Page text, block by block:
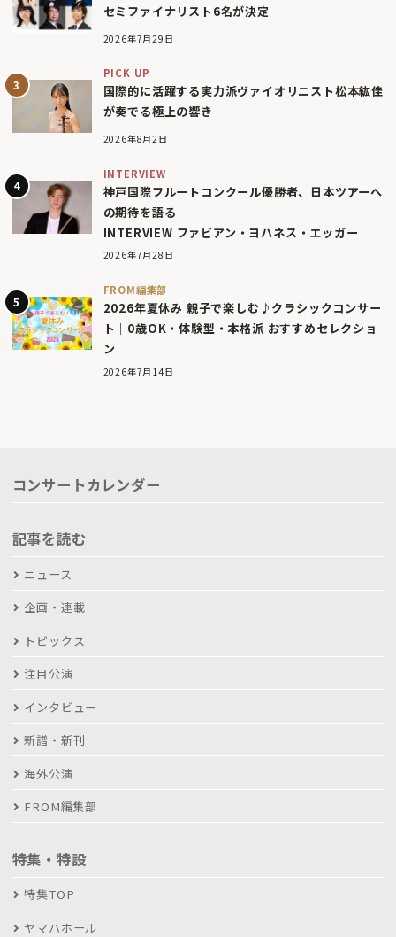
セミファイナリスト6名が決定
2026年7月29日
PICK UP
国際的に活躍する実力派ヴァイオリニスト松本紘佳
が奏でる極上の響き
2026年8月2日
INTERVIEW
神戸国際フルートコンクール優勝者、日本ツアーへ
の期待を語る
INTERVIEW ファビアン・ヨハネス・エッガー
2026年7月28日
FROM編集部
2026年夏休み 親子で楽しむ♪クラシックコンサー
ト｜0歳OK・体験型・本格派 おすすめセレクショ
ン
2026年7月14日
コンサートカレンダー
記事を読む
ニュース
企画・連載
トピックス
注目公演
インタビュー
新譜・新刊
海外公演
FROM編集部
特集・特設
特集TOP
ヤマハホール